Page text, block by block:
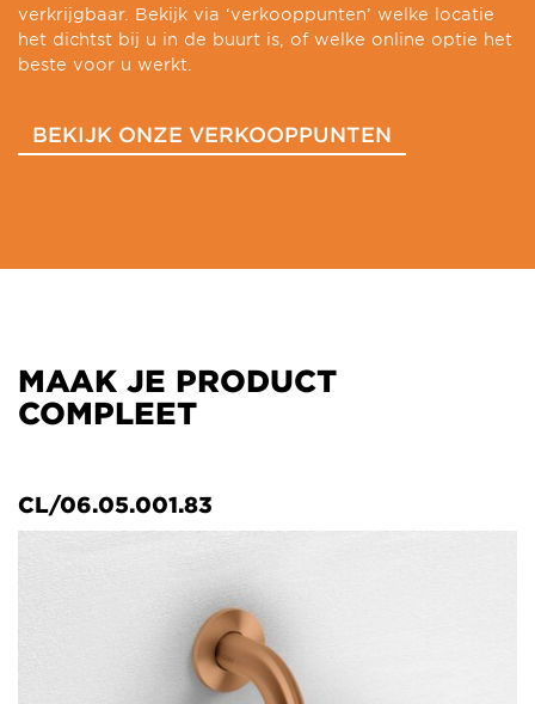
verkrijgbaar. Bekijk via ‘verkooppunten’ welke locatie
het dichtst bij u in de buurt is, of welke online optie het
beste voor u werkt.
BEKIJK ONZE VERKOOPPUNTEN
MAAK JE PRODUCT
COMPLEET
CL/06.05.001.83